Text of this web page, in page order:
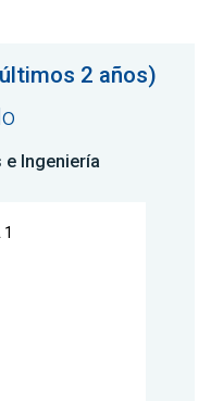
2 años)
e Ingeniería